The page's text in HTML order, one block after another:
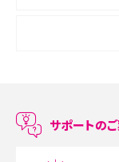
ASMRとは？初心者向
LINEで友だちを削除す
サポートの